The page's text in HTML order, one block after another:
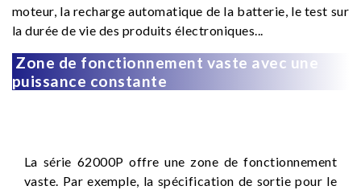
moteur, la recharge automatique de la batterie, le test sur
la durée de vie des produits électroniques...
Zone de fonctionnement vaste avec une
puissance constante
La série 62000P offre une zone de fonctionnement
vaste. Par exemple, la spécification de sortie pour le